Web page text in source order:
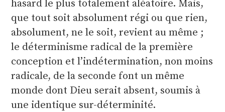
hasard le plus totalement aléatoire. Mais,
que tout soit absolument régi ou que rien,
absolument, ne le soit, revient au même ;
le déterminisme radical de la première
conception et l’indétermination, non moins
radicale, de la seconde font un même
monde dont Dieu serait absent, soumis à
une identique sur-déterminité.